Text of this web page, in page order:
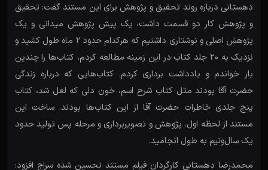
دهستانی درباره روند تحقیق و پژوهش برای این مستند گفت: تحقیق
و پژوهش کار دو قسمت داشت، یک پیش پژوهش میدانی و یک
پژوهش اصلی و نوشتاری داشتیم که هرکدام حدود 2 ماه طول کشید و
نزدیک به 20 جلد کتاب در این زمینه مطالعه کردم، کتاب‌ها را چندین‌
بار خواندم و یادداشت برداری کردم. کتاب‌هایی که درباره زندگی
حضرت آقا بودند مثل کتاب شرح اسم، خون دلی که لعل شد، کتاب
پنج جلدی خاطرات حضرت آقا از این کتاب‌ها بودند. ساخت این
مستند از لحظه اول، پژوهش و تصویربرداری و مرحله پس تولید حدود
یک سال‌و‌نیم به طول انجامید.
محمدرضا دهستانی کارگردان فیلم مستند تحسین شده سراج افزود: